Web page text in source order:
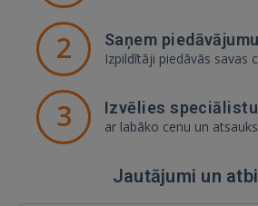
2 Saņem
Izpildītāji piedāvās savas
3 Izvēlies speciālistu
ar labāko cenu un
Jautājumi un